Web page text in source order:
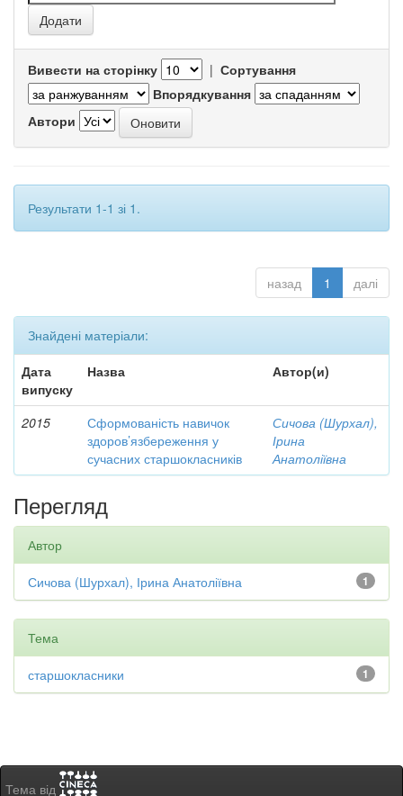
Вивести на сторінку | Сортування
Впорядкування
Автори
Результати 1-1 зі 1.
назад 1 далі
Знайдені матеріали:
Дата
випуску
Назва Автор(и)
2015
Сформованість навичок
здоров’язбереження у
сучасних старшокласників
Сичова (Шурхал),
Ірина
Анатоліївна
Перегляд
Автор
1
Сичова (Шурхал), Ірина Анатоліївна
Тема
1
старшокласники
Тема від